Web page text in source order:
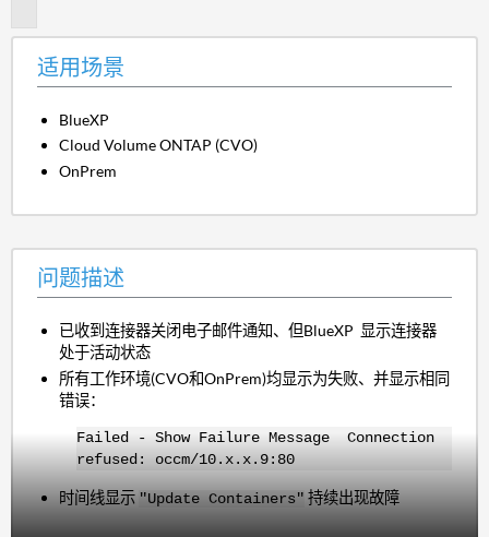
适用场景
BlueXP
Cloud Volume ONTAP (CVO)
OnPrem
问题描述
已收到连接器关闭电子邮件通知、但BlueXP 显示连接器
处于活动状态
所有工作环境(CVO和OnPrem)均显示为失败、并显示相同
错误：
Failed - Show Failure Message Connection
refused: occm/10.x.x.9:80
时间线显示 "Update Containers" 持续出现故障